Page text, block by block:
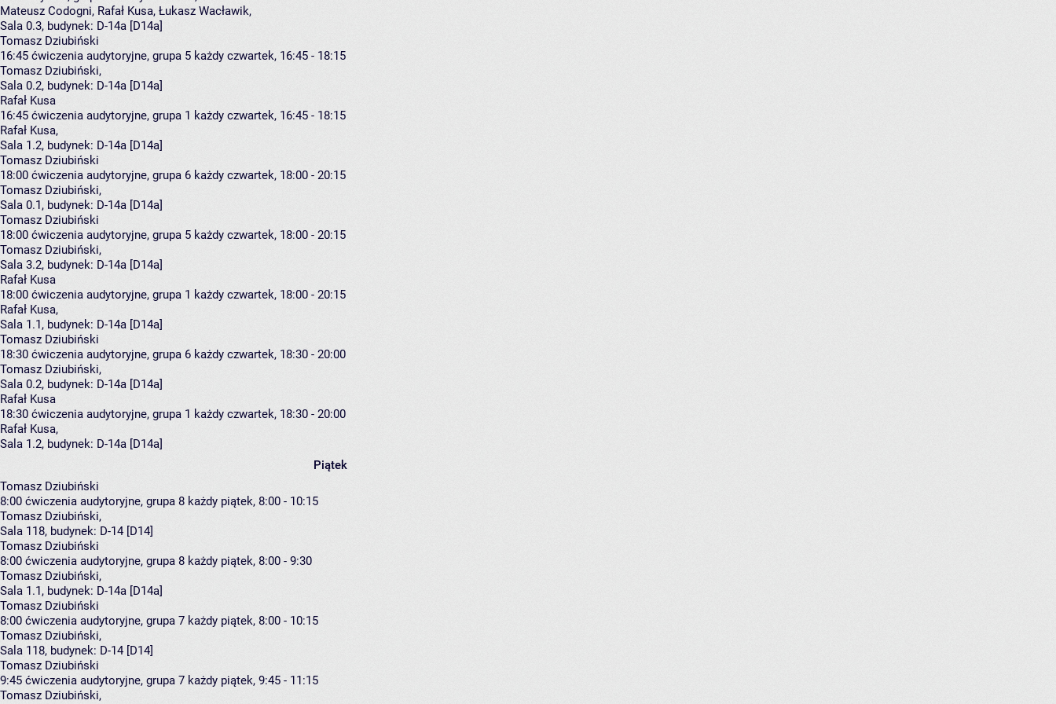
Mateusz Codogni, Rafał Kusa, Łukasz Wacławik,
Sala 0.3, budynek: D-14a [D14a]
Tomasz Dziubiński
16:45 ćwiczenia audytoryjne, grupa 5 każdy czwartek, 16:45 - 18:15
Tomasz Dziubiński,
Sala 0.2, budynek: D-14a [D14a]
Rafał Kusa
16:45 ćwiczenia audytoryjne, grupa 1 każdy czwartek, 16:45 - 18:15
Rafał Kusa,
Sala 1.2, budynek: D-14a [D14a]
Tomasz Dziubiński
18:00 ćwiczenia audytoryjne, grupa 6 każdy czwartek, 18:00 - 20:15
Tomasz Dziubiński,
Sala 0.1, budynek: D-14a [D14a]
Tomasz Dziubiński
18:00 ćwiczenia audytoryjne, grupa 5 każdy czwartek, 18:00 - 20:15
Tomasz Dziubiński,
Sala 3.2, budynek: D-14a [D14a]
Rafał Kusa
18:00 ćwiczenia audytoryjne, grupa 1 każdy czwartek, 18:00 - 20:15
Rafał Kusa,
Sala 1.1, budynek: D-14a [D14a]
Tomasz Dziubiński
18:30 ćwiczenia audytoryjne, grupa 6 każdy czwartek, 18:30 - 20:00
Tomasz Dziubiński,
Sala 0.2, budynek: D-14a [D14a]
Rafał Kusa
18:30 ćwiczenia audytoryjne, grupa 1 każdy czwartek, 18:30 - 20:00
Rafał Kusa,
Sala 1.2, budynek: D-14a [D14a]
Piątek
Tomasz Dziubiński
8:00 ćwiczenia audytoryjne, grupa 8 każdy piątek, 8:00 - 10:15
Tomasz Dziubiński,
Sala 118, budynek: D-14 [D14]
Tomasz Dziubiński
8:00 ćwiczenia audytoryjne, grupa 8 każdy piątek, 8:00 - 9:30
Tomasz Dziubiński,
Sala 1.1, budynek: D-14a [D14a]
Tomasz Dziubiński
8:00 ćwiczenia audytoryjne, grupa 7 każdy piątek, 8:00 - 10:15
Tomasz Dziubiński,
Sala 118, budynek: D-14 [D14]
Tomasz Dziubiński
9:45 ćwiczenia audytoryjne, grupa 7 każdy piątek, 9:45 - 11:15
Tomasz Dziubiński,